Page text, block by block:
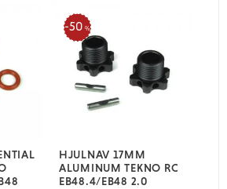
HJULNAV 17MM
ALUMINUM TEKNO RC
EB48.4/EB48 2.0
50 %